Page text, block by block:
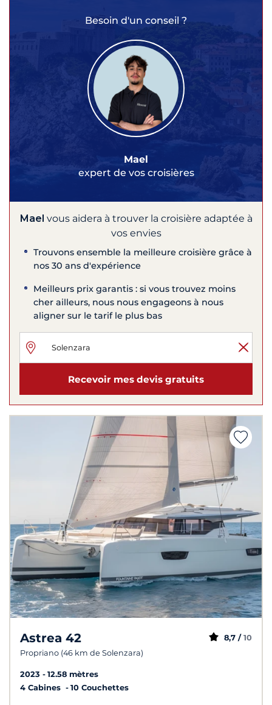
Besoin d'un conseil ?
Mael
expert de vos croisières
Mael vous aidera à trouver la croisière adaptée à
vos envies
Trouvons ensemble la meilleure croisière grâce à
nos 30 ans d'expérience
Meilleurs prix garantis : si vous trouvez moins
cher ailleurs, nous nous engageons à nous
aligner sur le tarif le plus bas
Recevoir mes devis gratuits
Astrea 42
Propriano (46 km de Solenzara)
8,7 / 10
2023
12.58 mètres
4 Cabines
10 Couchettes